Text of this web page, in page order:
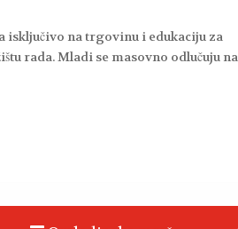
isključivo na trgovinu i edukaciju za
rada. Mladi se masovno odlučuju na